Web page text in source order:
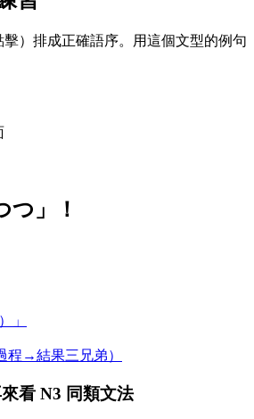
）排成正確語序。用這個文型的例句
つ 」！
」
程→結果三兄弟）
看 N3 同類文法